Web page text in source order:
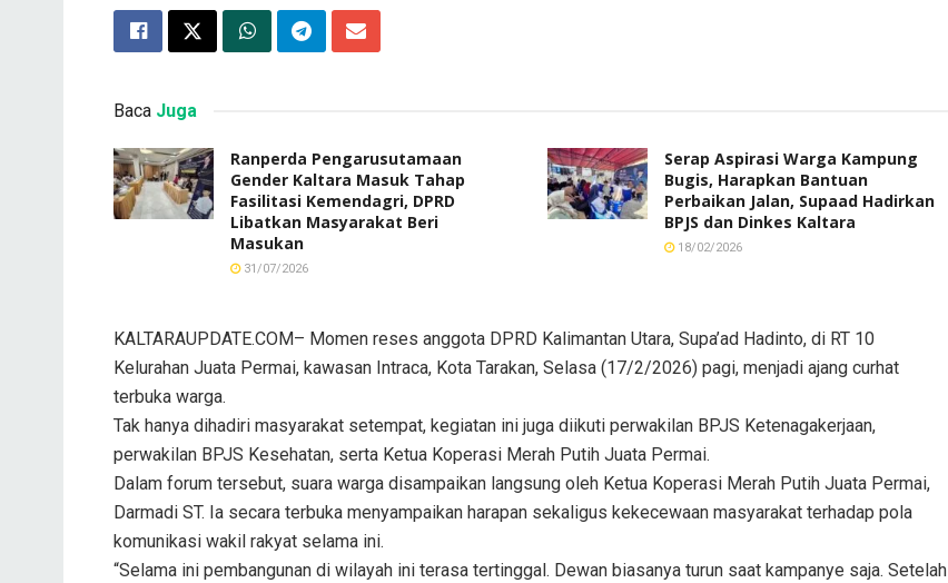
Baca Juga
Ranperda Pengarusutamaan
Gender Kaltara Masuk Tahap
Fasilitasi Kemendagri, DPRD
Libatkan Masyarakat Beri
Masukan
31/07/2026
Serap Aspirasi Warga Kampung
Bugis, Harapkan Bantuan
Perbaikan Jalan, Supaad Hadirkan
BPJS dan Dinkes Kaltara
18/02/2026
KALTARAUPDATE.COM– Momen reses anggota DPRD Kalimantan Utara, Supa’ad Hadinto, di RT 10
Kelurahan Juata Permai, kawasan Intraca, Kota Tarakan, Selasa (17/2/2026) pagi, menjadi ajang curhat
terbuka warga.
Tak hanya dihadiri masyarakat setempat, kegiatan ini juga diikuti perwakilan BPJS Ketenagakerjaan,
perwakilan BPJS Kesehatan, serta Ketua Koperasi Merah Putih Juata Permai.
Dalam forum tersebut, suara warga disampaikan langsung oleh Ketua Koperasi Merah Putih Juata Permai,
Darmadi ST. Ia secara terbuka menyampaikan harapan sekaligus kekecewaan masyarakat terhadap pola
komunikasi wakil rakyat selama ini.
“Selama ini pembangunan di wilayah ini terasa tertinggal. Dewan biasanya turun saat kampanye saja. Setelah